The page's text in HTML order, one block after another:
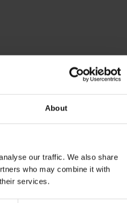
About
our traffic. We also share
who may combine it with
services.